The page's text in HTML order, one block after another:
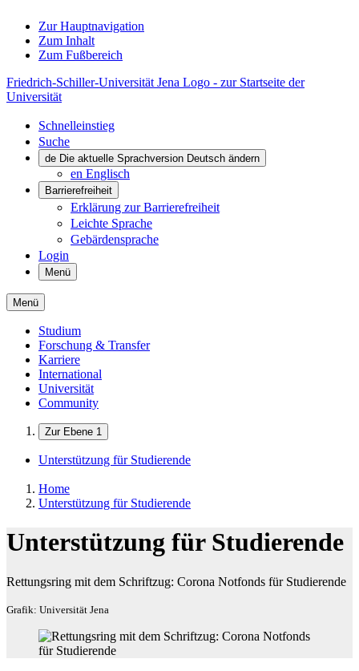
Zur Hauptnavigation
Zum Inhalt
Zum Fußbereich
Friedrich-Schiller-Universität Jena Logo - zur Startseite der
Universität
Schnelleinstieg
Suche
de Die aktuelle Sprachversion Deutsch ändern
en Englisch
Barrierefreiheit
Erklärung zur Barrierefreiheit
Leichte Sprache
Gebärdensprache
Login
Menü
Menü
Studium
Forschung & Transfer
Karriere
International
Universität
Community
Zur Ebene 1
Unterstützung für Studierende
Home
Unterstützung für Studierende
Unterstützung für Studierende
Rettungsring mit dem Schriftzug: Corona Notfonds für Studierende
Grafik: Universität Jena